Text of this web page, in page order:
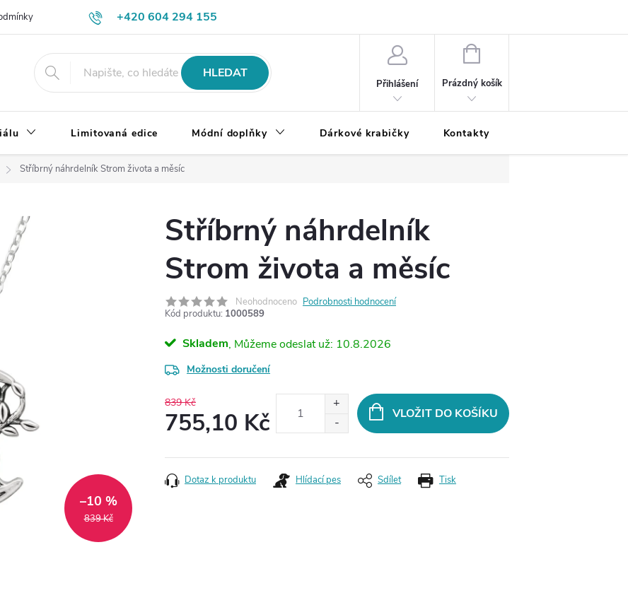
+420 604 294 155
Výměna, vrácení a reklamace zboží
HLEDAT
Přihlášení
NÁKUPNÍ
Prázdný košík
Limitovaná edice Módní doplňky Dárkové krabičky Kontakty
Stříbrný náhrdelník Strom života a měsíc
839 Kč
–10 %
Stříbrný náhrdelník
Strom života a měsíc
Neohodnoceno Podrobnosti hodnocení
Kód produktu: 1000589
Skladem 10.8.2026
Možnosti doručení
839 Kč
755,10 Kč
cena:
VLOŽIT DO KOŠÍKU
Tisk
Dotaz k produktu Hlídací pes Sdílet